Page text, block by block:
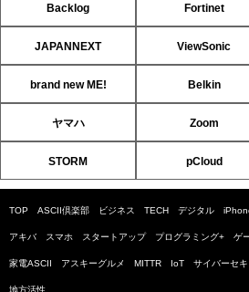
Backlog Fortinet
JAPANNEXT ViewSonic
brand new ME! Belkin
ヤマハ Zoom
STORM pCloud
TOP ASCII倶楽部 ビジネス TECH デジタル
アキバ スマホ スタートアップ プログラミング+ ゲ
家電ASCII アスキーグルメ MITTR IoT サイバーセ
地方活性